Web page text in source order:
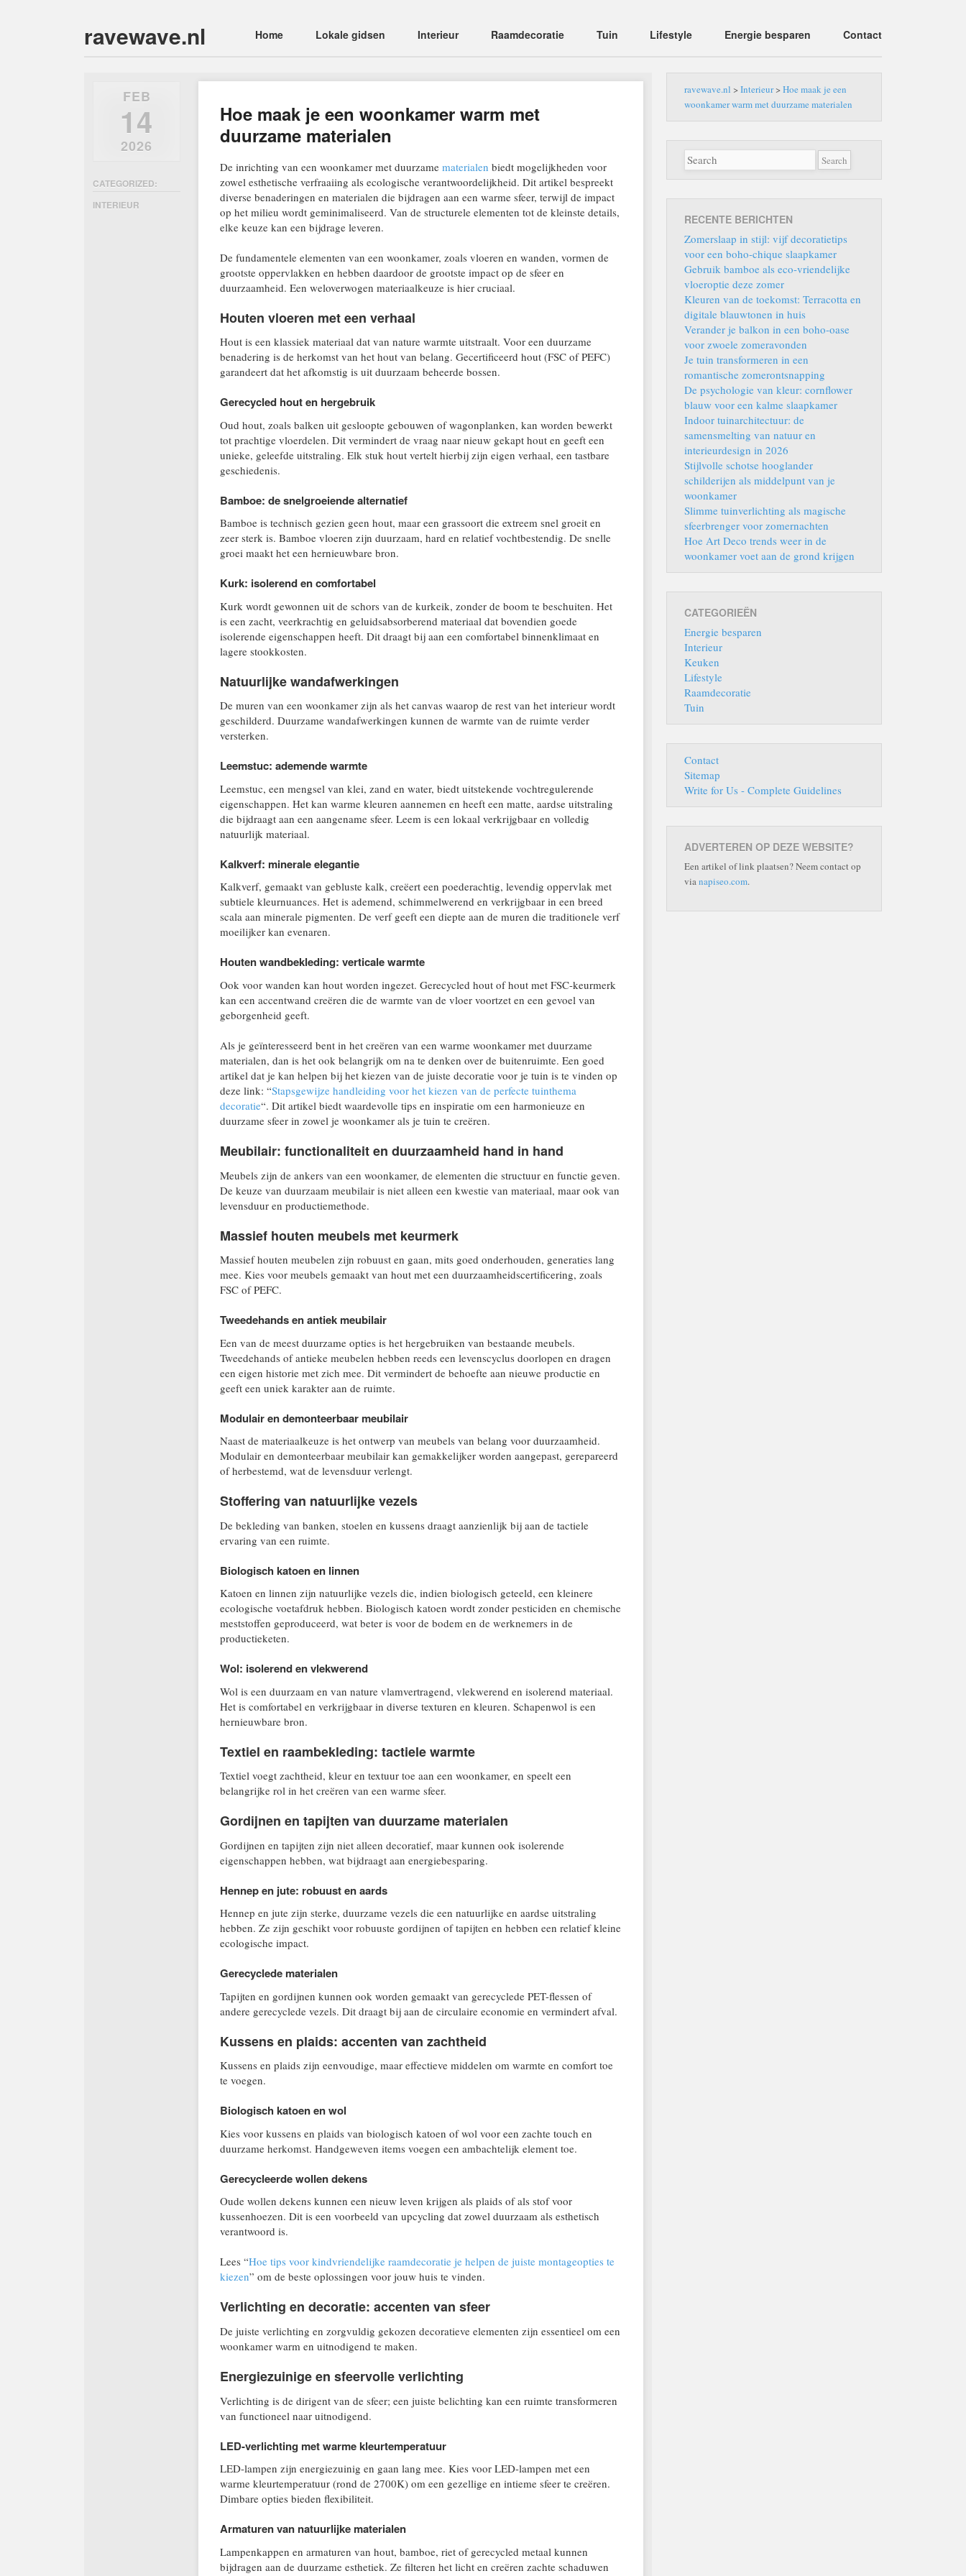
ravewave.nl Main menu
Home Lokale gidsen Interieur Raamdecoratie Tuin Lifestyle Energie besparen Contact
Hoe maak je een woonkamer warm met
duurzame materialen
De inrichting van een woonkamer met duurzame materialen biedt mogelijkheden voor
zowel esthetische verfraaiing als ecologische verantwoordelijkheid. Dit artikel bespreekt
diverse benaderingen en materialen die bijdragen aan een warme sfeer, terwijl de impact
op het milieu wordt geminimaliseerd. Van de structurele elementen tot de kleinste details,
elke keuze kan een bijdrage leveren.
De fundamentele elementen van een woonkamer, zoals vloeren en wanden, vormen de
grootste oppervlakken en hebben daardoor de grootste impact op de sfeer en
duurzaamheid. Een weloverwogen materiaalkeuze is hier cruciaal.
Houten vloeren met een verhaal
Hout is een klassiek materiaal dat van nature warmte uitstraalt. Voor een duurzame
benadering is de herkomst van het hout van belang. Gecertificeerd hout (FSC of PEFC)
garandeert dat het afkomstig is uit duurzaam beheerde bossen.
Gerecycled hout en hergebruik
Oud hout, zoals balken uit gesloopte gebouwen of wagonplanken, kan worden bewerkt
tot prachtige vloerdelen. Dit vermindert de vraag naar nieuw gekapt hout en geeft een
unieke, geleefde uitstraling. Elk stuk hout vertelt hierbij zijn eigen verhaal, een tastbare
geschiedenis.
Bamboe: de snelgroeiende alternatief
Bamboe is technisch gezien geen hout, maar een grassoort die extreem snel groeit en
zeer sterk is. Bamboe vloeren zijn duurzaam, hard en relatief vochtbestendig. De snelle
groei maakt het een hernieuwbare bron.
Kurk: isolerend en comfortabel
Kurk wordt gewonnen uit de schors van de kurkeik, zonder de boom te beschuiten. Het
is een zacht, veerkrachtig en geluidsabsorberend materiaal dat bovendien goede
isolerende eigenschappen heeft. Dit draagt bij aan een comfortabel binnenklimaat en
lagere stookkosten.
Natuurlijke wandafwerkingen
De muren van een woonkamer zijn als het canvas waarop de rest van het interieur wordt
geschilderd. Duurzame wandafwerkingen kunnen de warmte van de ruimte verder
versterken.
Leemstuc: ademende warmte
Leemstuc, een mengsel van klei, zand en water, biedt uitstekende vochtregulerende
eigenschappen. Het kan warme kleuren aannemen en heeft een matte, aardse uitstraling
die bijdraagt aan een aangename sfeer. Leem is een lokaal verkrijgbaar en volledig
natuurlijk materiaal.
Kalkverf: minerale elegantie
Kalkverf, gemaakt van gebluste kalk, creëert een poederachtig, levendig oppervlak met
subtiele kleurnuances. Het is ademend, schimmelwerend en verkrijgbaar in een breed
scala aan minerale pigmenten. De verf geeft een diepte aan de muren die traditionele verf
moeilijker kan evenaren.
Houten wandbekleding: verticale warmte
Ook voor wanden kan hout worden ingezet. Gerecycled hout of hout met FSC-keurmerk
kan een accentwand creëren die de warmte van de vloer voortzet en een gevoel van
geborgenheid geeft.
Als je geïnteresseerd bent in het creëren van een warme woonkamer met duurzame
materialen, dan is het ook belangrijk om na te denken over de buitenruimte. Een goed
artikel dat je kan helpen bij het kiezen van de juiste decoratie voor je tuin is te vinden op
deze link: “Stapsgewijze handleiding voor het kiezen van de perfecte tuinthema
decoratie“. Dit artikel biedt waardevolle tips en inspiratie om een harmonieuze en
duurzame sfeer in zowel je woonkamer als je tuin te creëren.
Meubilair: functionaliteit en duurzaamheid hand in hand
Meubels zijn de ankers van een woonkamer, de elementen die structuur en functie geven.
De keuze van duurzaam meubilair is niet alleen een kwestie van materiaal, maar ook van
levensduur en productiemethode.
Massief houten meubels met keurmerk
Massief houten meubelen zijn robuust en gaan, mits goed onderhouden, generaties lang
mee. Kies voor meubels gemaakt van hout met een duurzaamheidscertificering, zoals
FSC of PEFC.
Tweedehands en antiek meubilair
Een van de meest duurzame opties is het hergebruiken van bestaande meubels.
Tweedehands of antieke meubelen hebben reeds een levenscyclus doorlopen en dragen
een eigen historie met zich mee. Dit vermindert de behoefte aan nieuwe productie en
geeft een uniek karakter aan de ruimte.
Modulair en demonteerbaar meubilair
Naast de materiaalkeuze is het ontwerp van meubels van belang voor duurzaamheid.
Modulair en demonteerbaar meubilair kan gemakkelijker worden aangepast, gerepareerd
of herbestemd, wat de levensduur verlengt.
Stoffering van natuurlijke vezels
De bekleding van banken, stoelen en kussens draagt aanzienlijk bij aan de tactiele
ervaring van een ruimte.
Biologisch katoen en linnen
Katoen en linnen zijn natuurlijke vezels die, indien biologisch geteeld, een kleinere
ecologische voetafdruk hebben. Biologisch katoen wordt zonder pesticiden en chemische
meststoffen geproduceerd, wat beter is voor de bodem en de werknemers in de
productieketen.
Wol: isolerend en vlekwerend
Wol is een duurzaam en van nature vlamvertragend, vlekwerend en isolerend materiaal.
Het is comfortabel en verkrijgbaar in diverse texturen en kleuren. Schapenwol is een
hernieuwbare bron.
Textiel en raambekleding: tactiele warmte
Textiel voegt zachtheid, kleur en textuur toe aan een woonkamer, en speelt een
belangrijke rol in het creëren van een warme sfeer.
Gordijnen en tapijten van duurzame materialen
Gordijnen en tapijten zijn niet alleen decoratief, maar kunnen ook isolerende
eigenschappen hebben, wat bijdraagt aan energiebesparing.
Hennep en jute: robuust en aards
Hennep en jute zijn sterke, duurzame vezels die een natuurlijke en aardse uitstraling
hebben. Ze zijn geschikt voor robuuste gordijnen of tapijten en hebben een relatief kleine
ecologische impact.
Gerecyclede materialen
Tapijten en gordijnen kunnen ook worden gemaakt van gerecyclede PET-flessen of
andere gerecyclede vezels. Dit draagt bij aan de circulaire economie en vermindert afval.
Kussens en plaids: accenten van zachtheid
Kussens en plaids zijn eenvoudige, maar effectieve middelen om warmte en comfort toe
te voegen.
Biologisch katoen en wol
Kies voor kussens en plaids van biologisch katoen of wol voor een zachte touch en
duurzame herkomst. Handgeweven items voegen een ambachtelijk element toe.
Gerecycleerde wollen dekens
Oude wollen dekens kunnen een nieuw leven krijgen als plaids of als stof voor
kussenhoezen. Dit is een voorbeeld van upcycling dat zowel duurzaam als esthetisch
verantwoord is.
Lees “Hoe tips voor kindvriendelijke raamdecoratie je helpen de juiste montageopties te
kiezen” om de beste oplossingen voor jouw huis te vinden.
Verlichting en decoratie: accenten van sfeer
De juiste verlichting en zorgvuldig gekozen decoratieve elementen zijn essentieel om een
woonkamer warm en uitnodigend te maken.
Energiezuinige en sfeervolle verlichting
Verlichting is de dirigent van de sfeer; een juiste belichting kan een ruimte transformeren
van functioneel naar uitnodigend.
LED-verlichting met warme kleurtemperatuur
LED-lampen zijn energiezuinig en gaan lang mee. Kies voor LED-lampen met een
warme kleurtemperatuur (rond de 2700K) om een gezellige en intieme sfeer te creëren.
Dimbare opties bieden flexibiliteit.
Armaturen van natuurlijke materialen
Lampenkappen en armaturen van hout, bamboe, riet of gerecycled metaal kunnen
bijdragen aan de duurzame esthetiek. Ze filteren het licht en creëren zachte schaduwen
FEB
14
2026
CATEGORIZED:
INTERIEUR
ravewave.nl > Interieur> Hoe maak je een
woonkamer warm met duurzame materialen
RECENTE BERICHTEN
Zomerslaap in stijl: vijf decoratietips
voor een boho-chique slaapkamer
Gebruik bamboe als eco-vriendelijke
vloeroptie deze zomer
Kleuren van de toekomst: Terracotta en
digitale blauwtonen in huis
Verander je balkon in een boho-oase
voor zwoele zomeravonden
Je tuin transformeren in een
romantische zomerontsnapping
De psychologie van kleur: cornflower
blauw voor een kalme slaapkamer
Indoor tuinarchitectuur: de
samensmelting van natuur en
interieurdesign in 2026
Stijlvolle schotse hooglander
schilderijen als middelpunt van je
woonkamer
Slimme tuinverlichting als magische
sfeerbrenger voor zomernachten
Hoe Art Deco trends weer in de
woonkamer voet aan de grond krijgen
CATEGORIEËN
Energie besparen
Interieur
Keuken
Lifestyle
Raamdecoratie
Tuin
Contact
Sitemap
Write for Us - Complete Guidelines
ADVERTEREN OP DEZE WEBSITE?
Een artikel of link plaatsen? Neem contact op
vianapiseo.com.